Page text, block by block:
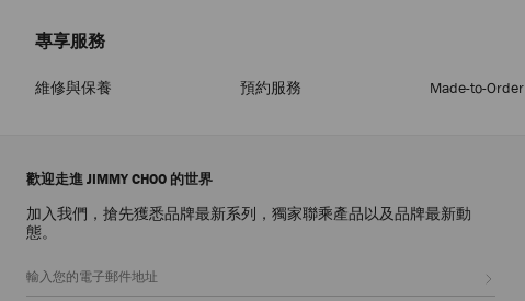
專享服務
維修與保養 預約服務 Made-to-Order
歡迎走進 JIMMY CHOO 的世界
加入我們，搶先獲悉品牌最新系列，獨家聯乘產品以及品牌最新動
態。